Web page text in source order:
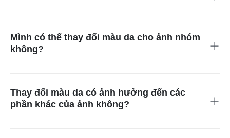
cụ này sẽ thông minh thay đổi màu da thành rám nắng, nâu,
đen, trắng hoặc màu khác. Kết quả trông tự nhiên và giữ
nguyên nét mặt của bạn.
Mình có thể thay đổi màu da cho ảnh nhóm
không?
người và áp dụng thay đổi màu da mà bạn lựa chọn cho toàn
bộ bức ảnh.
Thay đổi màu da có ảnh hưởng đến các
phần khác của ảnh không?